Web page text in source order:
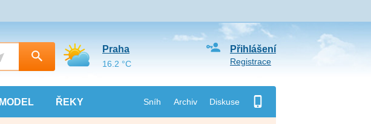
MODEL ŘEKY Sníh Archiv Diskuse
Přihlášení
Registrace
Praha
16.2 °C